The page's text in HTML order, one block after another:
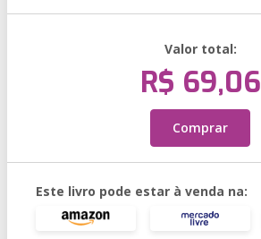
Valor total:
R$ 69,06
Comprar
Este livro pode estar à venda na: